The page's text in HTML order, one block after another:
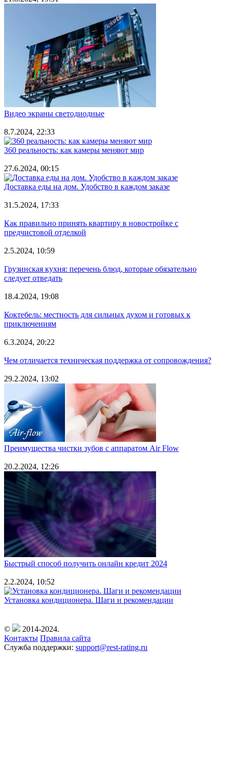
Видео экраны светодиодные
8.7.2024, 22:33
360 реальность: как камеры меняют мир
27.6.2024, 00:15
Доставка еды на дом. Удобство в каждом заказе
31.5.2024, 17:33
Как правильно принять квартиру в новостройке с
предчистовой отделкой
2.5.2024, 10:59
Грузинская кухня: перечень блюд, которые обязательно
следует отведать
18.4.2024, 19:08
Коктебель: местность для сильных духом и готовых к
приключениям
6.3.2024, 20:22
Чем отличается техническая поддержка от сопровождения?
29.2.2024, 13:02
Преимущества чистки зубов с аппаратом Air Flow
20.2.2024, 12:26
Быстрый способ получить онлайн кредит 2024
2.2.2024, 10:52
Установка кондиционера. Шаги и рекомендации
©
2014-2024.
Контакты Правила сайта
Служба поддержки: support@rest-rating.ru